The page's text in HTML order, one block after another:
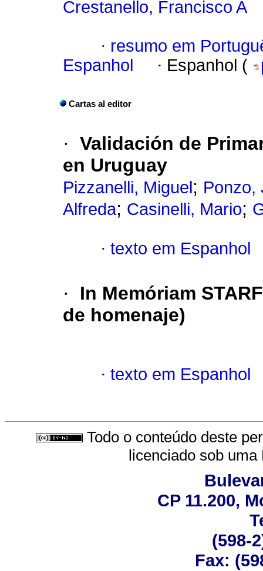
Crestanello, Francisco A
· resumo em
Espanhol
· Espanhol (
Cartas al editor
· Validación de
en Uruguay
Pizzanelli, Miguel ; Ponzo,
Alfreda; Casinelli, Mario;
· texto em Espanhol
·
In Memóriam
de homenaje)
· texto em Espanhol
Todo o conteúdo deste
licenciado sob uma
CP 11.200,
(598-
Fax: